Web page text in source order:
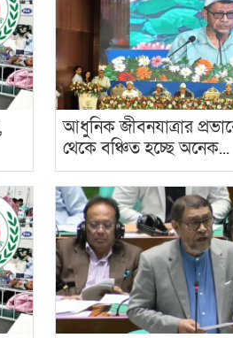
আধুনিক জীবনযাত্রার
থেকে বঞ্চিত হচ্ছে অনেক...